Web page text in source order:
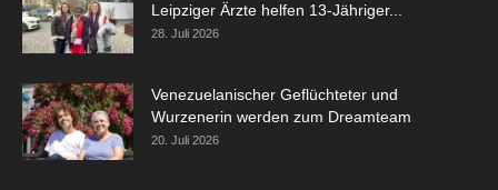
Leipziger Ärzte helfen 13-Jähriger...
28. Juli 2026
Venezuelanischer Geflüchteter und
Wurzenerin werden zum Dreamteam
20. Juli 2026